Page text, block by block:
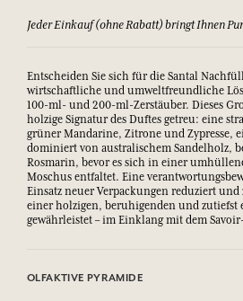
Jeder Einkauf (ohne Rabatt) bringt Ihnen
Entscheiden Sie sich für die Santal
wirtschaftliche und umweltfreundliche
100-ml- und 200-ml-Zerstäuber. Dieses
holzige Signatur des Duftes getreu: eine
grüner Mandarine, Zitrone und Zypresse,
dominiert von australischem Sandelholz,
Rosmarin, bevor es sich in einer
Moschus entfaltet. Eine
Einsatz neuer Verpackungen reduziert
einer holzigen, beruhigenden und zutiefst
gewährleistet – im Einklang mit dem
OLFAKTIVE PYRAMIDE